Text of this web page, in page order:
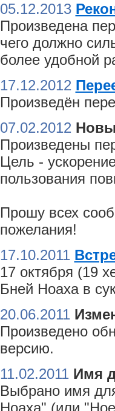
05.12.2013
Произведена
чего должно
более удобной
17.12.2012
Произведён
07.02.2012
Произведены
Цель -
пользования
Прошу всех
пожелания!
17.10.2011
17 октября (19
Бней Ноаха в
20.06.2011
Произведено
версию.
11.02.2011 Имя
Выбрано имя
Ноаха" (или